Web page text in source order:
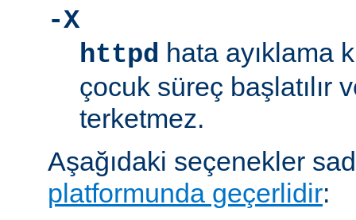
-X
httpd hata ayıklama
çocuk süreç başlatılır
terketmez.
Aşağıdaki seçenekler
platformunda geçerlidir: